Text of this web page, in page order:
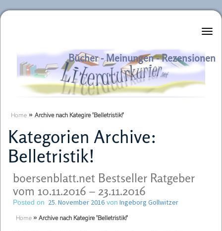
Literaturkurier.net
Bücher - Meinungen - Rezensionen
Home » Archive nach Kategire 'Belletristik!'
Kategorien Archive:
Belletristik!
boersenblatt.net Bestseller Ratgeber
vom 10.11.2016 – 23.11.2016
Posted on 25. November 2016 von Ingeborg Gollwitzer
Home » Archive nach Kategire 'Belletristik!'